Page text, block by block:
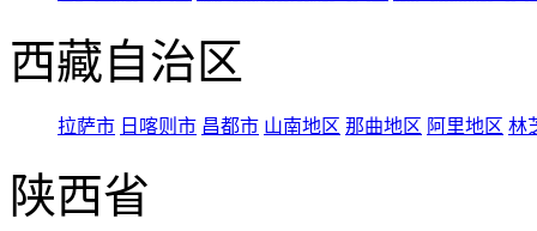
西藏自治区
拉萨市 日喀则市 昌都市 山南地区 那曲地区 阿里地区 林
陕西省